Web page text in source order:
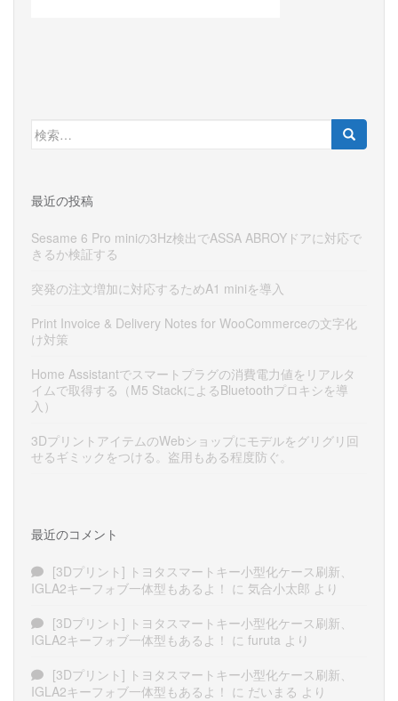
検
索:
最近の投稿
Sesame 6 Pro miniの3Hz検出でASSA ABROYドアに対応で
きるか検証する
突発の注文増加に対応するためA1 miniを導入
Print Invoice & Delivery Notes for WooCommerceの文字化
け対策
Home Assistantでスマートプラグの消費電力値をリアルタ
イムで取得する（M5 StackによるBluetoothプロキシを導
入）
3DプリントアイテムのWebショップにモデルをグリグリ回
せるギミックをつける。盗用もある程度防ぐ。
最近のコメント
[3Dプリント] トヨタスマートキー小型化ケース刷新、
IGLA2キーフォブ一体型もあるよ！ に 気合小太郎 より
[3Dプリント] トヨタスマートキー小型化ケース刷新、
IGLA2キーフォブ一体型もあるよ！ に furuta より
[3Dプリント] トヨタスマートキー小型化ケース刷新、
IGLA2キーフォブ一体型もあるよ！ に だいまる より